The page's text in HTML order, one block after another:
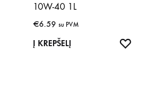
IŠSAUGOTI
10W-40 1L
€6.59 su PVM
Į KREPŠELĮ